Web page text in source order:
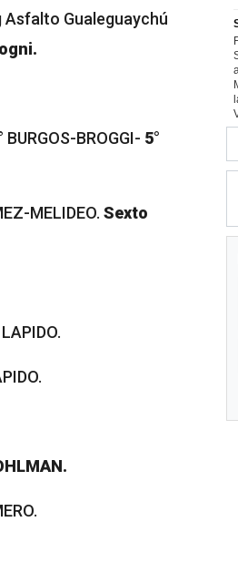
Asfalto Gualeguaychú
BROGGI- 5°
MELIDEO. Sexto